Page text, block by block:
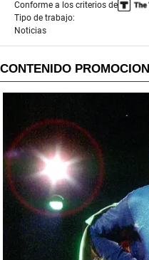
Conforme a los criterios de
Tipo de trabajo:
Noticias